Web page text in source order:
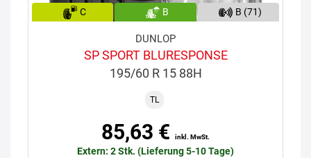
C B B (71)
DUNLOP
SP SPORT BLURESPONSE
195/60 R 15 88H
TL
85,63 € inkl. MwSt.
Extern: 2 Stk. (Lieferung 5-10 Tage)